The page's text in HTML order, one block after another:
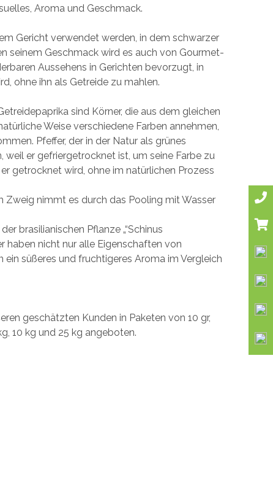
Aroma und Geschmack.
Gericht verwendet werden, in dem schwarzer
seinem Geschmack wird es auch von Gourmet-
Aussehens in Gerichten bevorzugt, in
ohne ihn als Getreide zu mahlen.
sind Körner, die aus dem gleichen
Weise verschiedene Farben annehmen,
Pfeffer, der in der Natur als grünes
weil er gefriergetrocknet ist, um seine Farbe zu
getrocknet wird, ohne im natürlichen Prozess
Zweig nimmt es durch das Pooling mit Wasser
brasilianischen Pflanze „“Schinus
haben nicht nur alle Eigenschaften von
ein süßeres und fruchtigeres Aroma im Vergleich
geschätzten Kunden in Paketen von 10 gr,
10 kg und 25 kg angeboten.